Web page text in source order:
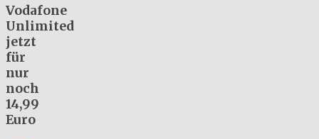
Vodafone
Unlimited
jetzt
für
nur
noch
14,99
Euro